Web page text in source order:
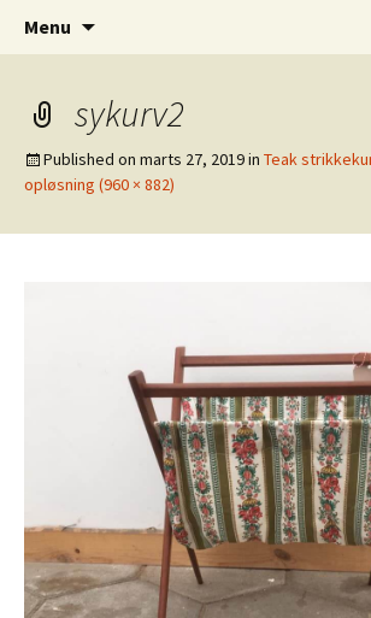
Retro-Shoppen.DK
Dansk Design fra 1940 til 1980
Menu
sykurv2
Published on marts 27, 2019in Teak
opløsning (960 × 882)